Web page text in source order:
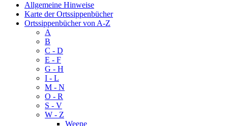
Allgemeine Hinweise
Karte der Ortssippenbücher
Ortssippenbücher von A-Z
A
B
C - D
E - F
G - H
I - L
M - N
O - R
S - V
W - Z
Weene